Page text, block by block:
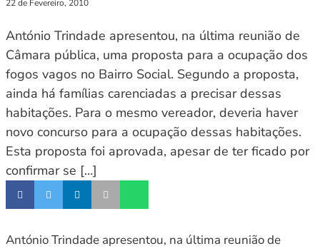
22 de Fevereiro, 2010
António Trindade apresentou, na última reunião de
Câmara pública, uma proposta para a ocupação dos
fogos vagos no Bairro Social. Segundo a proposta,
ainda há famílias carenciadas a precisar dessas
habitações. Para o mesmo vereador, deveria haver
novo concurso para a ocupação dessas habitações.
Esta proposta foi aprovada, apesar de ter ficado por
confirmar se […]
António Trindade apresentou, na última reunião de